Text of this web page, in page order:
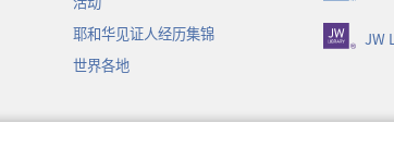
耶和华见证人经历集锦
世界各地
口）
开
新
JW